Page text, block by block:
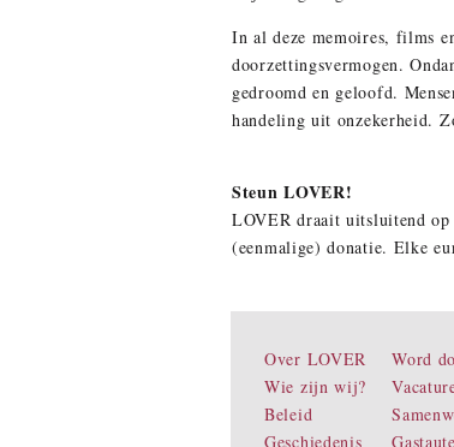
In al deze memoires, films
doorzettingsvermogen.
gedroomd en geloofd.
handeling uit onzekerheid.
Steun LOVER!
LOVER draait uitsluitend
(eenmalige) donatie. Elke
Over LOVER
Wie zijn wij?
Beleid
Geschiedenis
Word